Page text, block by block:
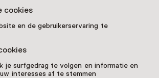
cookies
en de gebruikerservaring te
je surfgedrag te volgen en informatie en
interesses af te stemmen
het kasteelplein
op woensdag t/m 13 augustus
tot 17:00
18 jaar en volwassenen